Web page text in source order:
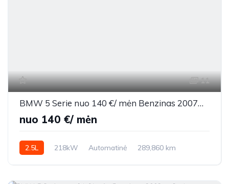
11
BMW 5 Serie nuo 140 €/ mėn Benzinas 2007m. Sedanas Automatinė
nuo 140 €/ mėn
2.5L 218kW Automatinė
289,860 km